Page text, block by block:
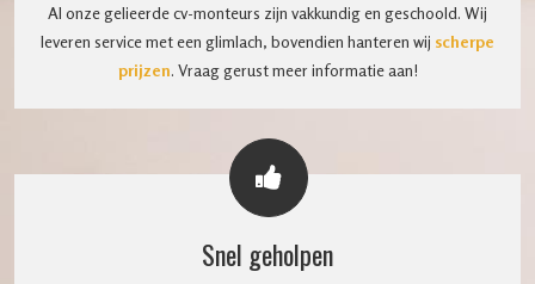
Al onze gelieerde cv-monteurs zijn vakkundig en geschoold. Wij
leveren service met een glimlach, bovendien hanteren wij scherpe
prijzen. Vraag gerust meer informatie aan!
Snel geholpen